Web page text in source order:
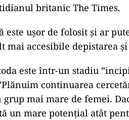
britanic The Times.
este ușor de folosit și ar
mai accesibile depistarea
este într-un stadiu
continuarea
mai mare de femei.
un mare potențial atât